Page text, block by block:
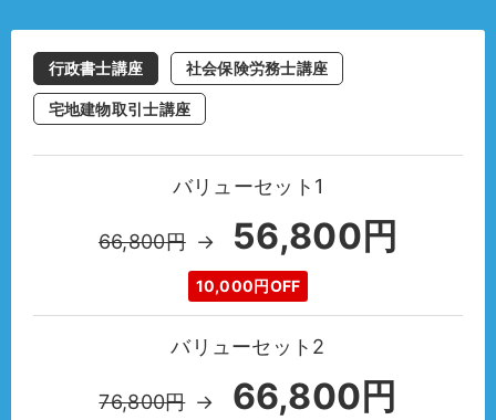
行政書士講座 社会保険労務士講座
宅地建物取引士講座
バリューセット1
66,800円 → 56,800円
10,000円OFF
バリューセット2
76,800円 → 66,800円